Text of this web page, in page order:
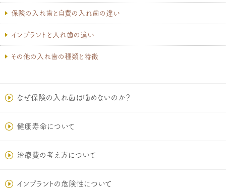
保険の入れ歯と自費の入れ歯の違い
インプラントと入れ歯の違い
その他の入れ歯の種類と特徴
なぜ保険の入れ歯は噛めないのか？
健康寿命について
治療費の考え方について
インプラントの危険性について